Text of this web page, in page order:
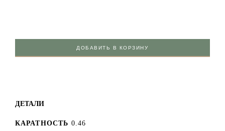
ДОБАВИТЬ В КОРЗИНУ
ДЕТАЛИ
КАРАТНОСТЬ 0.46